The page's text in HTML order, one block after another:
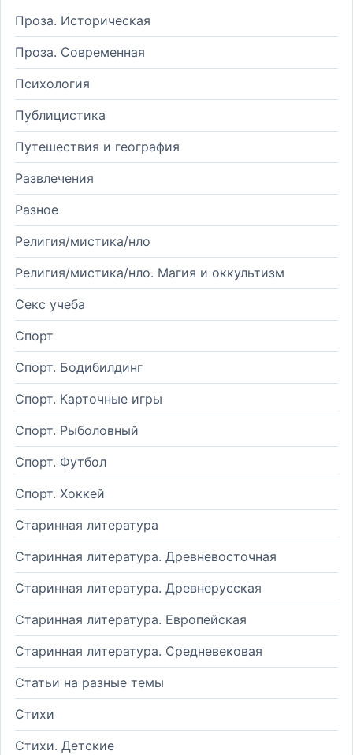
Проза. Историческая
Проза. Современная
Психология
Публицистика
Путешествия и география
Развлечения
Разное
Религия/мистика/нло
Религия/мистика/нло. Магия и оккультизм
Секс учеба
Спорт
Спорт. Бодибилдинг
Спорт. Карточные игры
Спорт. Рыболовный
Спорт. Футбол
Спорт. Хоккей
Старинная литература
Старинная литература. Древневосточная
Старинная литература. Древнерусская
Старинная литература. Европейская
Старинная литература. Средневековая
Статьи на разные темы
Стихи
Стихи. Детские